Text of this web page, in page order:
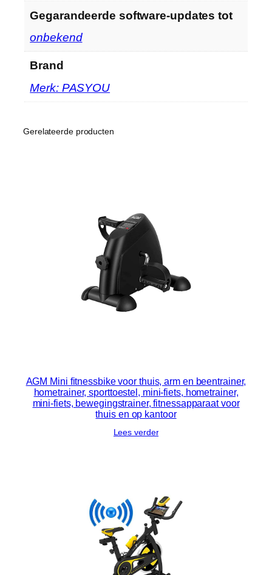
Gegarandeerde software-updates tot
‎onbekend
Brand
Merk: PASYOU
Gerelateerde producten
AGM Mini fitnessbike voor thuis, arm en beentrainer,
hometrainer, sporttoestel, mini-fiets, hometrainer,
mini-fiets, bewegingstrainer, fitnessapparaat voor
thuis en op kantoor
Lees verder